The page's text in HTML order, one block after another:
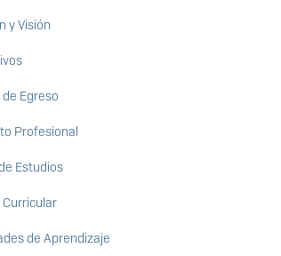
y Visión
Egreso
Profesional
Estudios
Curricular
de Aprendizaje